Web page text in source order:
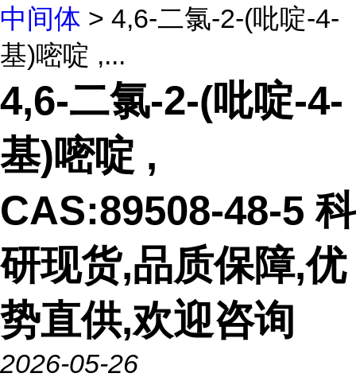
中间体 > 4,6-二氯-2-(吡啶-4-
基)嘧啶 ,...
4,6-二氯-2-(吡啶-4-
基)嘧啶 ,
CAS:89508-48-5 科
研现货,品质保障,优
势直供,欢迎咨询
2026-05-26